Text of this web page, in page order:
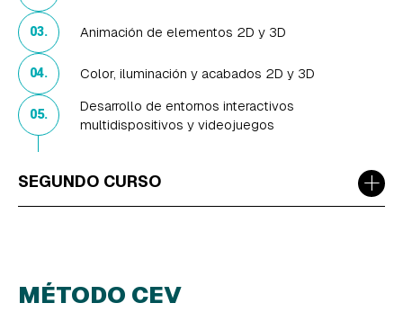
03. Animación de elementos 2D y 3D
04. Color, iluminación y acabados 2D y 3D
05.
Desarrollo de entornos interactivos
multidispositivos y videojuegos
SEGUNDO CURSO +
MÉTODO CEV